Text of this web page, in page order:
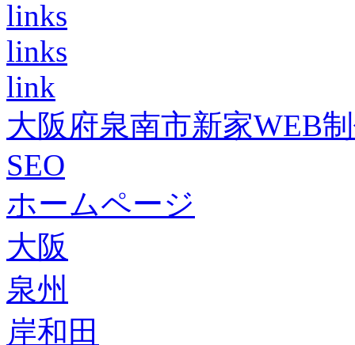
links
links
link
大阪府泉南市新家WEB
SEO
ホームページ
大阪
泉州
岸和田